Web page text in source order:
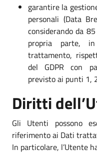
garantire la
personali (Data
considerando da
propria parte,
trattamento,
del GDPR con
previsto ai punti 1,
Diritti
Gli Utenti possono
riferimento ai Dati
In particolare, l’Utente